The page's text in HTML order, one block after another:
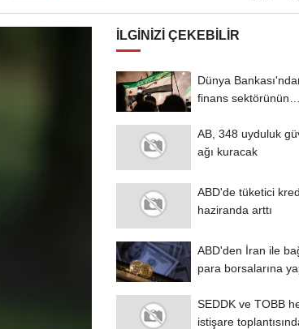
İLGINIZI ÇEKEBILIR
Dünya
finans sektörünün
AB, 348 uyduluk
ağı kuracak
ABD'de tüketici
haziranda arttı
ABD'den İran ile
para borsalarına
SEDDK ve TOBB
istişare